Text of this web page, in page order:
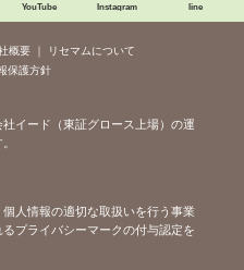
YouTube Instagram line
概要
リセマムについて
保護方針
社イード（東証グロース上場）の運
人情報の適切な取扱いを行う事業
プライバシーマークの付与認定を